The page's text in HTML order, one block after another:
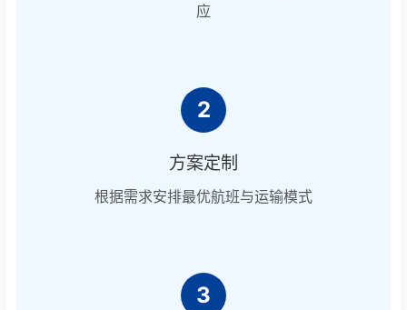
应
2
方案定制
根据需求安排最优航班与运输模式
3